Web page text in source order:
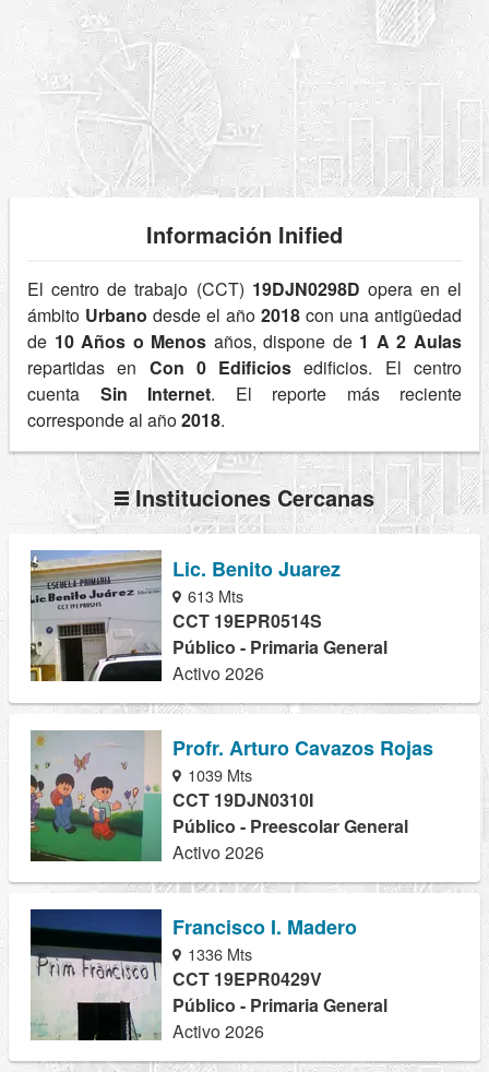
Información Inified
El centro de trabajo (CCT) 19DJN0298D opera en el
ámbito Urbano desde el año 2018 con una antigüedad
de 10 Años o Menos años, dispone de 1 A 2 Aulas
repartidas en Con 0 Edificios edificios. El centro
cuenta Sin Internet. El reporte más reciente
corresponde al año2018.
Instituciones Cercanas
Lic. Benito Juarez
613 Mts
CCT 19EPR0514S
Público - Primaria General
Activo 2026
Profr. Arturo Cavazos Rojas
1039 Mts
CCT 19DJN0310I
Público - Preescolar General
Activo 2026
Francisco I. Madero
1336 Mts
CCT 19EPR0429V
Público - Primaria General
Activo 2026